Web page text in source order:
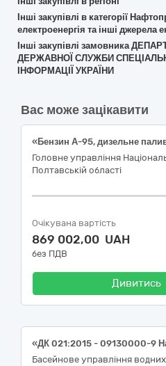
Інші закупівлі в категорії
електроенергія та інші джерела
Інші закупівлі замовника
ДЕРЖАВНОЇ СЛУЖБИ
ІНФОРМАЦІЇ УКРАЇНИ
Вас може зацікавити
Головне управління
Полтавській області
Очікувана вартість
869 002,00 UAH
без ПДВ
Дивитись
Басейнове управління водних